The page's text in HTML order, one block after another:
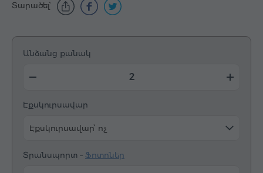
Տարածել՝
Անձանց քանակ
Էքսկուրսավար
Էքսկուրսավար՝ ոչ
Տրանսպորտ – Ֆոտոներ